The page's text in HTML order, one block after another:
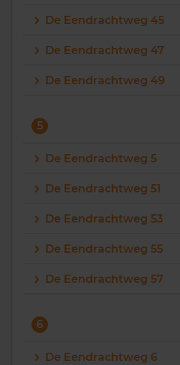
De Eendrachtweg 45
De Eendrachtweg 47
De Eendrachtweg 49
5
De Eendrachtweg 5
De Eendrachtweg 51
De Eendrachtweg 53
De Eendrachtweg 55
De Eendrachtweg 57
6
De Eendrachtweg 6